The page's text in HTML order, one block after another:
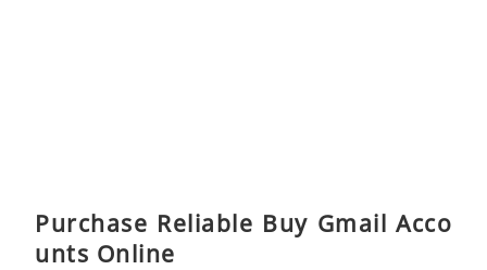
Purchase Reliable Buy Gmail Acco
unts Online